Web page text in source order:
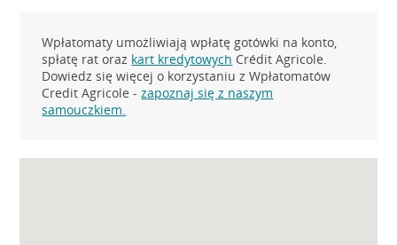
Wpłatomaty umożliwiają wpłatę gotówki na konto,
spłatę rat oraz kart kredytowych Crédit Agricole.
Dowiedz się więcej o korzystaniu z Wpłatomatów
Credit Agricole -zapoznaj się z naszym
samouczkiem.